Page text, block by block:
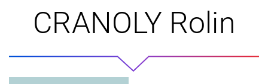
CRANOLY Rolin